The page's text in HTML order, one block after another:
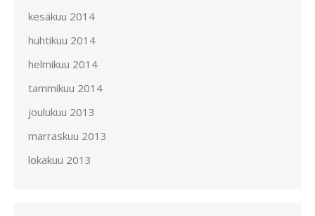
kesäkuu 2014
huhtikuu 2014
helmikuu 2014
tammikuu 2014
joulukuu 2013
marraskuu 2013
lokakuu 2013